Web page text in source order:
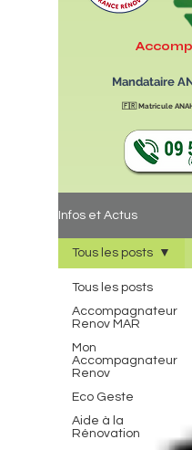
Mandataire
🇫🇷Matricule
Infos et Actus
Tous les posts
Accompagnateur
Renov MAR
Mon
Accompagnateur
Renov
Eco Geste
Aide à la
Rénovation
Tous les posts